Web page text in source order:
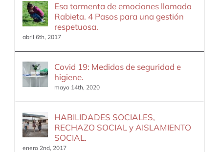
Esa tormenta de emociones llamada
Rabieta. 4 Pasos para una gestión
respetuosa.
abril 6th, 2017
Covid 19: Medidas de seguridad e
higiene.
mayo 14th, 2020
HABILIDADES SOCIALES,
RECHAZO SOCIAL y AISLAMIENTO
SOCIAL.
enero 2nd, 2017